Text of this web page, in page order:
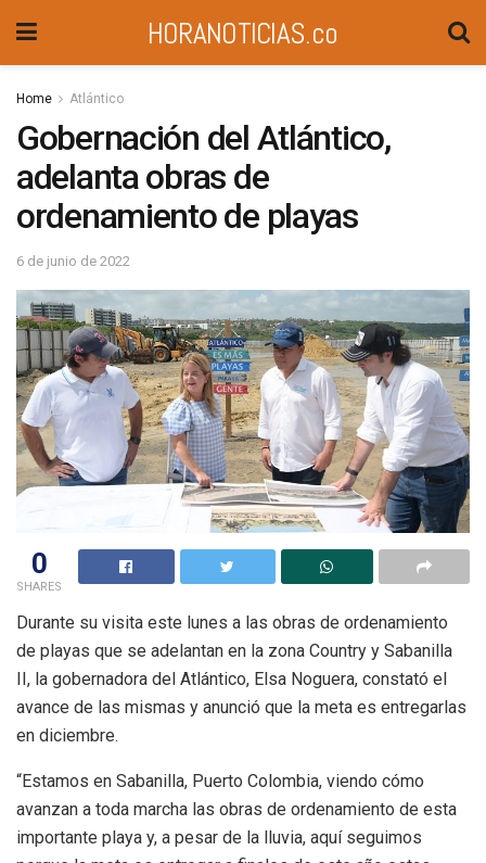
HORANOTICIAS.co
Home Atlántico
Gobernación del Atlántico,
adelanta obras de
ordenamiento de playas
6 de junio de 2022
0
SHARES
Durante su visita este lunes a las obras de ordenamiento
de playas que se adelantan en la zona Country y Sabanilla
II, la gobernadora del Atlántico, Elsa Noguera, constató el
avance de las mismas y anunció que la meta es entregarlas
en diciembre.
“Estamos en Sabanilla, Puerto Colombia, viendo cómo
avanzan a toda marcha las obras de ordenamiento de esta
importante playa y, a pesar de la lluvia, aquí seguimos